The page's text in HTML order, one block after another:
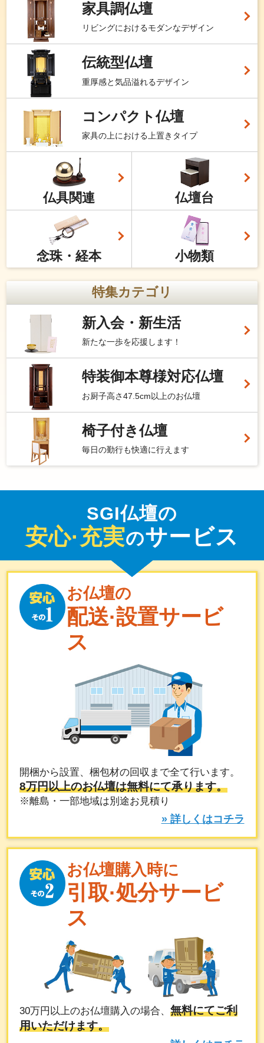
家具調仏壇
リビングにおけるモダンなデザイン
伝統型仏壇
重厚感と気品溢れるデザイン
コンパクト仏壇
家具の上における上置きタイプ
仏具関連 仏壇台
念珠・経本 小物類
特集カテゴリ
新入会・新生活
新たな一歩を応援します！
特装御本尊様対応仏壇
お厨子高さ47.5cm以上のお仏壇
椅子付き仏壇
毎日の勤行も快適に行えます
SGI仏壇の
安心·充実のサービス
お仏壇の
配送·設置サービ
ス
開梱から設置、梱包材の回収まで全て行います。
8万円以上のお仏壇は無料にて承ります。
※離島・一部地域は別途お見積り
» 詳しくはコチラ
お仏壇購入時に
引取·処分サービ
ス
30万円以上のお仏壇購入の場合、無料にてご利
用いただけます。